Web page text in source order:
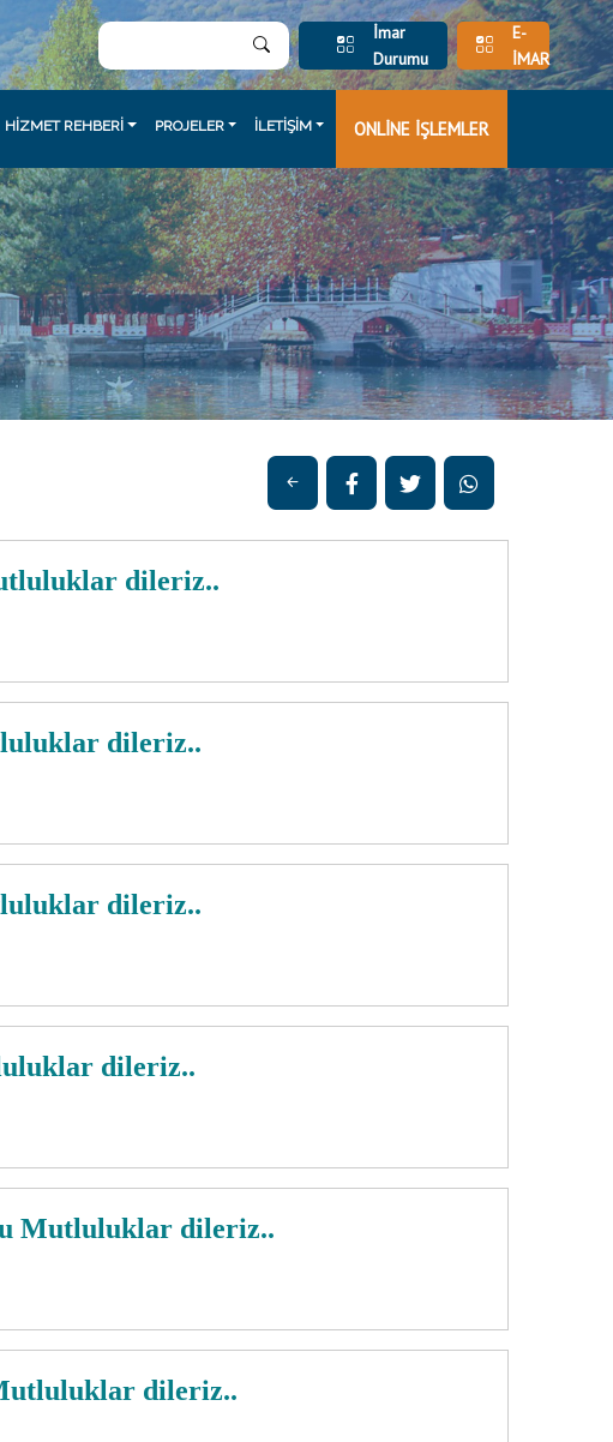
İmar
Durumu
E-
İMAR
HİZMET REHBERİ PROJELER İLETİŞİM ONLİNE İŞLEMLER
dileriz..
dileriz..
dileriz..
dileriz..
Mutluluklar dileriz..
dileriz..